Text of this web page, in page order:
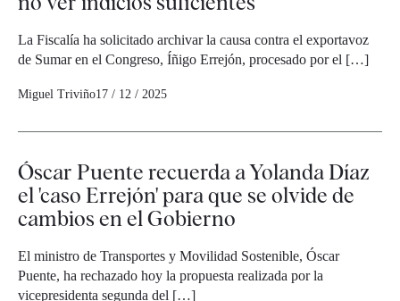
La Fiscalía ha solicitado archivar la causa contra el exportavoz
de Sumar en el Congreso, Íñigo Errejón, procesado por el […]
Miguel Triviño17 / 12 / 2025
Óscar Puente recuerda a Yolanda Díaz
el 'caso Errejón' para que se olvide de
cambios en el Gobierno
El ministro de Transportes y Movilidad Sostenible, Óscar
Puente, ha rechazado hoy la propuesta realizada por la
vicepresidenta segunda del […]